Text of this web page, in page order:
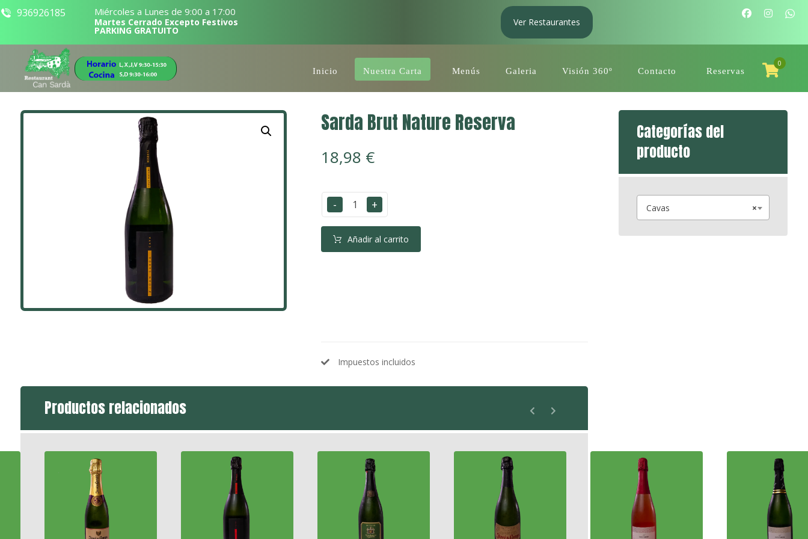
936926185 Miércoles a Lunes de 9:00 a 17:00
Martes Cerrado Excepto Festivos
PARKING GRATUITO
Ver Restaurantes
0
Inicio Nuestra Carta Menús Galeria Visión 360º Contacto Reservas
Sarda Brut Nature Reserva
18,98 €
- +
Añadir al carrito
Impuestos incluidos
Productos relacionados
Categorías del
producto
×
Cavas